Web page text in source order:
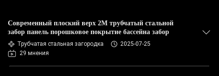
Современный плоский верх 2M трубчатый стальной
забор панель порошковое покрытие бассейна забор
Трубчатая стальная загородка
2025-07-25
29 мнения